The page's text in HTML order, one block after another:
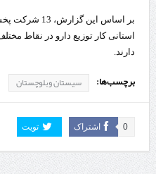
بر اساس این
استانی کار توزیع دارو در نقاط
دارند.
برچسب‌ها: سیستان وبلوچستان
اشتراک 0 تویت